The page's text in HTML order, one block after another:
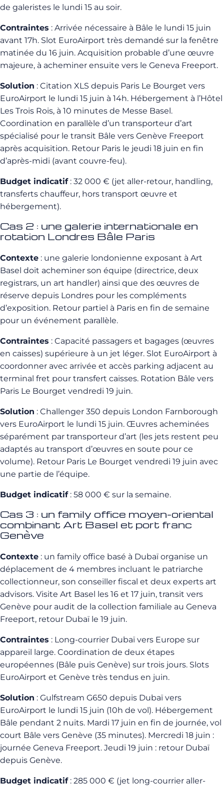
de galeristes le lundi 15 au soir.
Contraintes : Arrivée nécessaire à Bâle le lundi 15 juin
avant 17h. Slot EuroAirport très demandé sur la fenêtre
matinée du 16 juin. Acquisition probable d’une œuvre
majeure, à acheminer ensuite vers le Geneva Freeport.
Solution : Citation XLS depuis Paris Le Bourget vers
EuroAirport le lundi 15 juin à 14h. Hébergement à l’Hôtel
Les Trois Rois, à 10 minutes de Messe Basel.
Coordination en parallèle d’un transporteur d’art
spécialisé pour le transit Bâle vers Genève Freeport
après acquisition. Retour Paris le jeudi 18 juin en fin
d’après-midi (avant couvre-feu).
Budget indicatif: 32 000 € (jet aller-retour, handling,
transferts chauffeur, hors transport œuvre et
hébergement).
Cas 2 : une galerie internationale en
rotation Londres Bâle Paris
Contexte : une galerie londonienne exposant à Art
Basel doit acheminer son équipe (directrice, deux
registrars, un art handler) ainsi que des œuvres de
réserve depuis Londres pour les compléments
d’exposition. Retour partiel à Paris en fin de semaine
pour un événement parallèle.
Contraintes : Capacité passagers et bagages (œuvres
en caisses) supérieure à un jet léger. Slot EuroAirport à
coordonner avec arrivée et accès parking adjacent au
terminal fret pour transfert caisses. Rotation Bâle vers
Paris Le Bourget vendredi 19 juin.
Solution : Challenger 350 depuis London Farnborough
vers EuroAirport le lundi 15 juin. Œuvres acheminées
séparément par transporteur d’art (les jets restent peu
adaptés au transport d’œuvres en soute pour ce
volume). Retour Paris Le Bourget vendredi 19 juin avec
une partie de l’équipe.
Budget indicatif: 58 000 € sur la semaine.
Cas 3 : un family office moyen-oriental
combinant Art Basel et port franc
Genève
Contexte : un family office basé à Dubaï organise un
déplacement de 4 membres incluant le patriarche
collectionneur, son conseiller fiscal et deux experts art
advisors. Visite Art Basel les 16 et 17 juin, transit vers
Genève pour audit de la collection familiale au Geneva
Freeport, retour Dubaï le 19 juin.
Contraintes : Long-courrier Dubaï vers Europe sur
appareil large. Coordination de deux étapes
européennes (Bâle puis Genève) sur trois jours. Slots
EuroAirport et Genève très tendus en juin.
Solution : Gulfstream G650 depuis Dubaï vers
EuroAirport le lundi 15 juin (10h de vol). Hébergement
Bâle pendant 2 nuits. Mardi 17 juin en fin de journée, vol
court Bâle vers Genève (35 minutes). Mercredi 18 juin :
journée Geneva Freeport. Jeudi 19 juin : retour Dubaï
depuis Genève.
Budget indicatif: 285 000 € (jet long-courrier aller-